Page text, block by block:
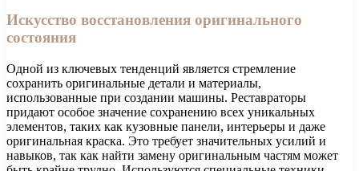
Искусство восстановления оригинального
состояния
Одной из ключевых тенденций является стремление
сохранить оригинальные детали и материалы,
использованные при создании машины. Реставраторы
придают особое значение сохранению всех уникальных
элементов, таких как кузовные панели, интерьеры и даже
оригинальная краска. Это требует значительных усилий и
навыков, так как найти замену оригинальным частям может